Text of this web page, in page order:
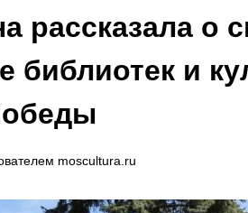
рассказала о
библиотек и
moscultura.ru